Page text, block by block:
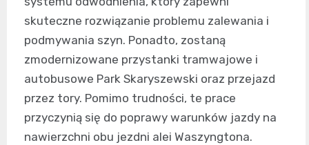
skuteczne rozwiązanie problemu zalewania i
podmywania szyn. Ponadto, zostaną
zmodernizowane przystanki tramwajowe i
autobusowe Park Skaryszewski oraz przejazd
przez tory. Pomimo trudności, te prace
przyczynią się do poprawy warunków jazdy na
nawierzchni obu jezdni alei Waszyngtona.